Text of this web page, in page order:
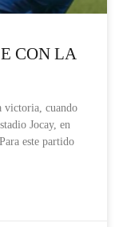
CON LA
victoria, cuando
Jocay, en
este partido